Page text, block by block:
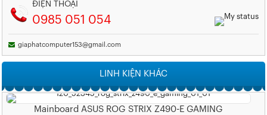
ĐIỆN THOẠI
0985 051 054
giaphatcomputer153@gmail.com
LINH KIỆN KHÁC
Mainboard ASUS ROG STRIX Z490-E GAMING